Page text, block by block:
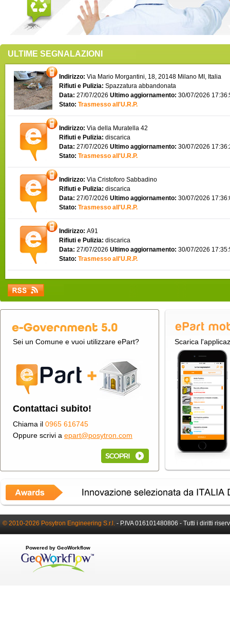
ULTIME SEGNALAZIONI
Indirizzo: Via Mario Morgantini, 18, 20148 Milano MI, Italia
Rifiuti e Pulizia: Spazzatura abbandonata
Data: 27/07/2026 Ultimo aggiornamento: 30/07/2026
Stato: Trasmesso all'U.R.P.
Indirizzo: Via della Muratella 42
Rifiuti e Pulizia: discarica
Data: 27/07/2026 Ultimo aggiornamento: 30/07/2026
Stato: Trasmesso all'U.R.P.
Indirizzo: Via Cristoforo Sabbadino
Rifiuti e Pulizia: discarica
Data: 27/07/2026 Ultimo aggiornamento: 30/07/2026
Stato: Trasmesso all'U.R.P.
Indirizzo: A91
Rifiuti e Pulizia: discarica
Data: 27/07/2026 Ultimo aggiornamento: 30/07/2026
Stato: Trasmesso all'U.R.P.
Sei un Comune e vuoi utilizzare ePart?
Contattaci subito!
Chiama il 0965 616745
Oppure scrivi a epart@posytron.com
Scarica
© 2010-2026 Posytron Engineering S.r.l. - P.IVA 016101480806 - Tutti i diritti
Powered by GeoWorkflow